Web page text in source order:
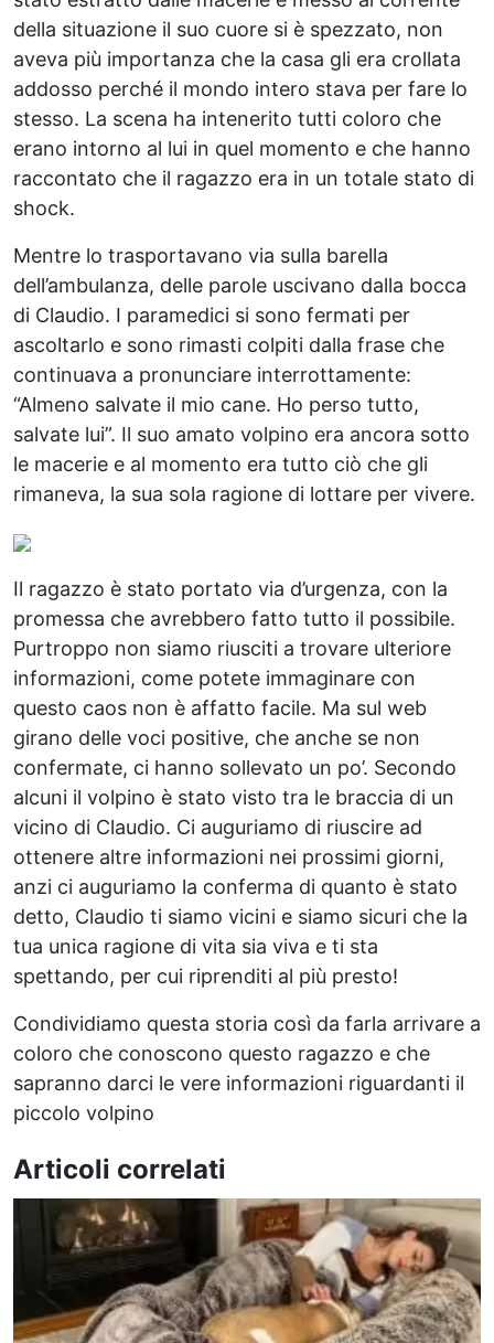
della situazione il suo cuore si è spezzato, non
aveva più importanza che la casa gli era crollata
addosso perché il mondo intero stava per fare lo
stesso. La scena ha intenerito tutti coloro che
erano intorno al lui in quel momento e che hanno
raccontato che il ragazzo era in un totale stato di
shock.
Mentre lo trasportavano via sulla barella
dell’ambulanza, delle parole uscivano dalla bocca
di Claudio. I paramedici si sono fermati per
ascoltarlo e sono rimasti colpiti dalla frase che
continuava a pronunciare interrottamente:
“Almeno salvate il mio cane. Ho perso tutto,
salvate lui”. Il suo amato volpino era ancora sotto
le macerie e al momento era tutto ciò che gli
rimaneva, la sua sola ragione di lottare per vivere.
Il ragazzo è stato portato via d’urgenza, con la
promessa che avrebbero fatto tutto il possibile.
Purtroppo non siamo riusciti a trovare ulteriore
informazioni, come potete immaginare con
questo caos non è affatto facile. Ma sul web
girano delle voci positive, che anche se non
confermate, ci hanno sollevato un po’. Secondo
alcuni il volpino è stato visto tra le braccia di un
vicino di Claudio. Ci auguriamo di riuscire ad
ottenere altre informazioni nei prossimi giorni,
anzi ci auguriamo la conferma di quanto è stato
detto, Claudio ti siamo vicini e siamo sicuri che la
tua unica ragione di vita sia viva e ti sta
spettando, per cui riprenditi al più presto!
Condividiamo questa storia così da farla arrivare a
coloro che conoscono questo ragazzo e che
sapranno darci le vere informazioni riguardanti il
piccolo volpino
Articoli correlati